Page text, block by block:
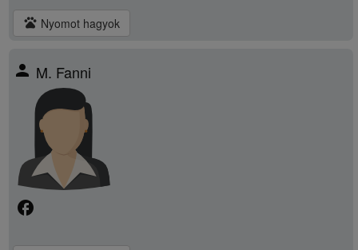
pets Nyomot hagyok
person M. Fanni
facebook